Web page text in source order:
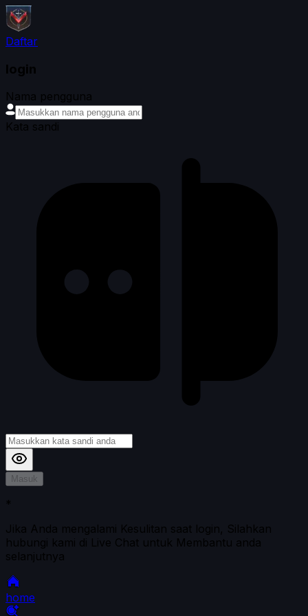
Daftar
login
Nama pengguna
Kata sandi
Masuk
*
Jika Anda mengalami Kesulitan saat login, Silahkan
hubungi kami di Live Chat untuk Membantu anda
selanjutnya
home